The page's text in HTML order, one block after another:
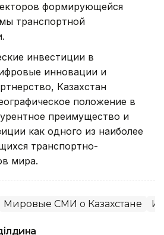
формирующейся
транспортной
инвестиции в
инновации и
Казахстан
положение в
преимущество и
как одного из наиболее
транспортно-
мира.
Мировые СМИ о Казахстане